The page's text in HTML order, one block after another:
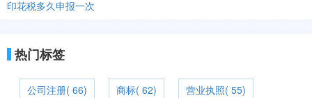
印花税多久申报一次
热门标签
公司注册( 66) 商标( 62) 营业执照( 55)